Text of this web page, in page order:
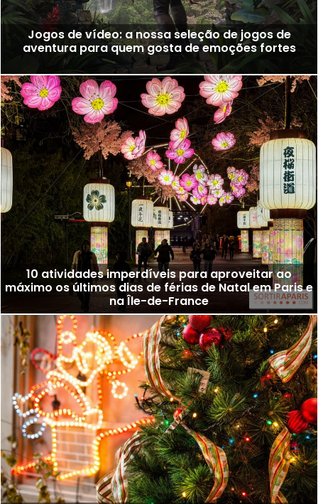
Jogos de vídeo: a nossa seleção de jogos de
aventura para quem gosta de emoções fortes
10 atividades imperdíveis para aproveitar ao
máximo os últimos dias de férias de Natal em Paris e
na Île-de-France